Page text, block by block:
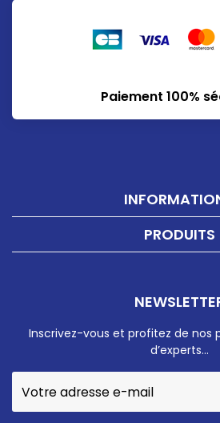
Paiement 100%
PRODUITS
Inscrivez-vous et profitez de nos
d’experts…